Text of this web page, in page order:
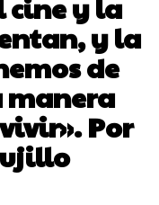
cine y la
y la
de
manera
Por